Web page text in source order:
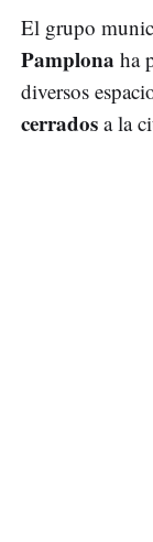
El grupo
Pamplona ha
diversos
cerrados a la